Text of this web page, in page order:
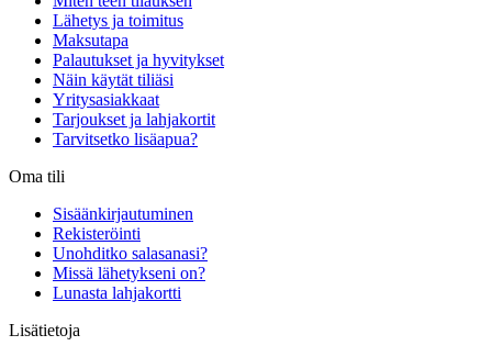
Lähetys ja toimitus
Maksutapa
Palautukset ja hyvitykset
Näin käytät tiliäsi
Yritysasiakkaat
Tarjoukset ja lahjakortit
Tarvitsetko lisäapua?
Oma tili
Sisäänkirjautuminen
Rekisteröinti
Unohditko salasanasi?
Missä lähetykseni on?
Lunasta lahjakortti
Lisätietoja